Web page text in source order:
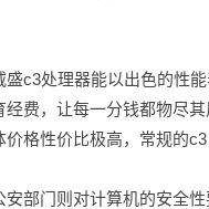
处理器能以出色的性能
费，让每一分钱都物尽
格性价比极高，常规的
门则对计算机的安全性